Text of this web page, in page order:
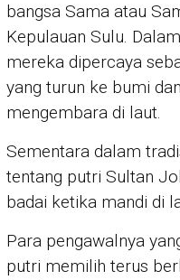
bangsa Sama atau
Kepulauan Sulu.
mereka dipercaya
yang turun ke bumi
mengembara di laut.
Sementara dalam
tentang putri Sultan
badai ketika mandi di
Para pengawalnya
putri memilih terus